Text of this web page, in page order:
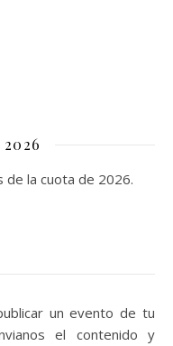
de la cuota de 2026.
un evento de tu
el contenido y